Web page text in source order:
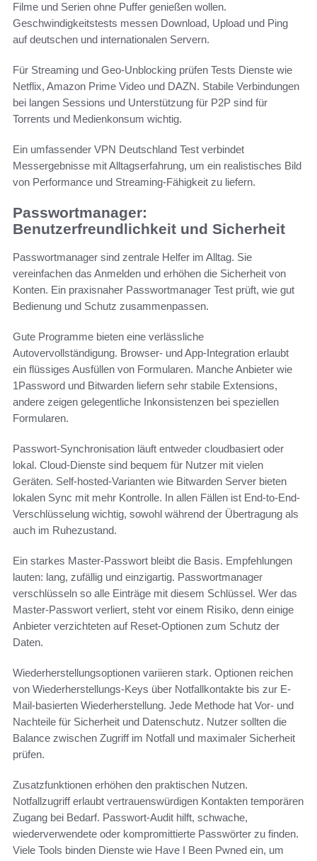
Filme und Serien ohne Puffer genießen wollen.
Geschwindigkeitstests messen Download, Upload und Ping
auf deutschen und internationalen Servern.
Für Streaming und Geo-Unblocking prüfen Tests Dienste wie
Netflix, Amazon Prime Video und DAZN. Stabile Verbindungen
bei langen Sessions und Unterstützung für P2P sind für
Torrents und Medienkonsum wichtig.
Ein umfassender VPN Deutschland Test verbindet
Messergebnisse mit Alltagserfahrung, um ein realistisches Bild
von Performance und Streaming-Fähigkeit zu liefern.
Passwortmanager:
Benutzerfreundlichkeit und Sicherheit
Passwortmanager sind zentrale Helfer im Alltag. Sie
vereinfachen das Anmelden und erhöhen die Sicherheit von
Konten. Ein praxisnaher Passwortmanager Test prüft, wie gut
Bedienung und Schutz zusammenpassen.
Gute Programme bieten eine verlässliche
Autovervollständigung. Browser- und App-Integration erlaubt
ein flüssiges Ausfüllen von Formularen. Manche Anbieter wie
1Password und Bitwarden liefern sehr stabile Extensions,
andere zeigen gelegentliche Inkonsistenzen bei speziellen
Formularen.
Passwort-Synchronisation läuft entweder cloudbasiert oder
lokal. Cloud-Dienste sind bequem für Nutzer mit vielen
Geräten. Self-hosted-Varianten wie Bitwarden Server bieten
lokalen Sync mit mehr Kontrolle. In allen Fällen ist End-to-End-
Verschlüsselung wichtig, sowohl während der Übertragung als
auch im Ruhezustand.
Ein starkes Master-Passwort bleibt die Basis. Empfehlungen
lauten: lang, zufällig und einzigartig. Passwortmanager
verschlüsseln so alle Einträge mit diesem Schlüssel. Wer das
Master-Passwort verliert, steht vor einem Risiko, denn einige
Anbieter verzichteten auf Reset-Optionen zum Schutz der
Daten.
Wiederherstellungsoptionen variieren stark. Optionen reichen
von Wiederherstellungs-Keys über Notfallkontakte bis zur E-
Mail-basierten Wiederherstellung. Jede Methode hat Vor- und
Nachteile für Sicherheit und Datenschutz. Nutzer sollten die
Balance zwischen Zugriff im Notfall und maximaler Sicherheit
prüfen.
Zusatzfunktionen erhöhen den praktischen Nutzen.
Notfallzugriff erlaubt vertrauenswürdigen Kontakten temporären
Zugang bei Bedarf. Passwort-Audit hilft, schwache,
wiederverwendete oder kompromittierte Passwörter zu finden.
Viele Tools binden Dienste wie Have I Been Pwned ein, um